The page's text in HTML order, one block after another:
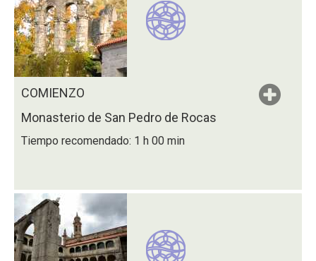
COMIENZO
Monasterio de San Pedro de Rocas
Tiempo recomendado: 1 h 00 min